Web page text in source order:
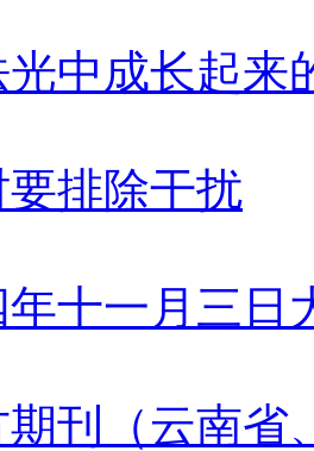
中成长起来
排除干扰
十一月三日
刊（云南省